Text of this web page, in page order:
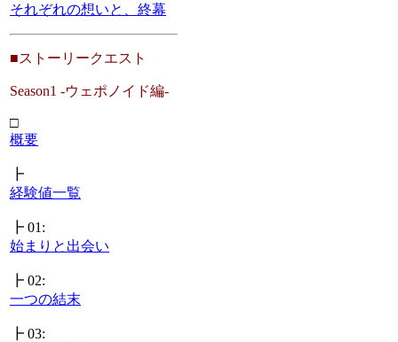
それぞれの想いと、終幕
■ストーリークエスト
Season1 -ウェポノイド編-
□
概要
┣
経験値一覧
┣ 01:
始まりと出会い
┣ 02:
一つの結末
┣ 03: